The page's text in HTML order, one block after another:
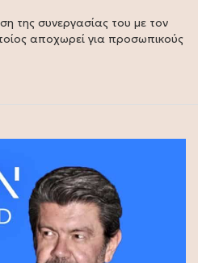
της συνεργασίας του με τον
αποχωρεί για προσωπικούς